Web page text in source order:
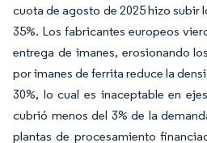
cuota de agosto de 2025 hizo subir
35%. Los fabricantes europeos
entrega de imanes, erosionando
por imanes de ferrita reduce la
30%, lo cual es inaceptable en
cubrió menos del 3% de la
plantas de procesamiento